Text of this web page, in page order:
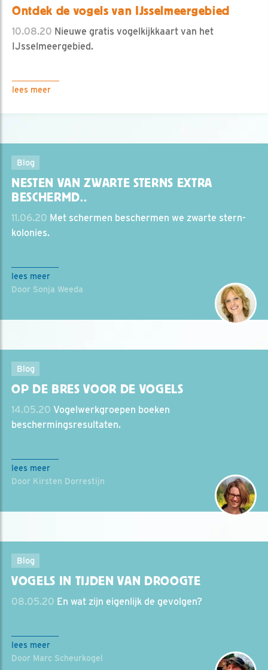
Ontdek de vogels van IJsselmeergebied
10.08.20 Nieuwe gratis vogelkijkkaart van het
IJsselmeergebied.
lees meer
Blog
NESTEN VAN ZWARTE STERNS EXTRA
BESCHERMD..
11.06.20 Met schermen beschermen we zwarte stern-
kolonies.
lees meer
Door Sonja Weeda
Blog
OP DE BRES VOOR DE VOGELS
14.05.20 Vogelwerkgroepen boeken
beschermingsresultaten.
lees meer
Door Kirsten Dorrestijn
Blog
VOGELS IN TIJDEN VAN DROOGTE
08.05.20 En wat zijn eigenlijk de gevolgen?
lees meer
Door Marc Scheurkogel